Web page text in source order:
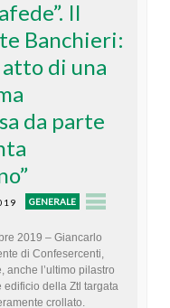
Il
Banchieri:
atto di una
da parte
GENERALE
2019 – Giancarlo
di Confesercenti,
anche l’ultimo pilastro
edificio della Ztl targata
crollato.